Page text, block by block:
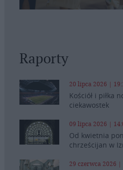
Raporty
20 lipca 2026 |
Kościół i piłka
ciekawostek
09 lipca 2026 |
Od kwietnia
chrześcijan w
29 czerwca 2026 |